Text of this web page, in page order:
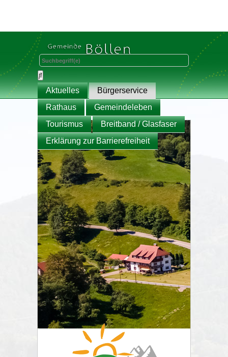
Aktuelles
Bürgerservice
Rathaus
Gemeindeleben
Tourismus
Breitband / Glasfaser
Erklärung zur Barrierefreiheit